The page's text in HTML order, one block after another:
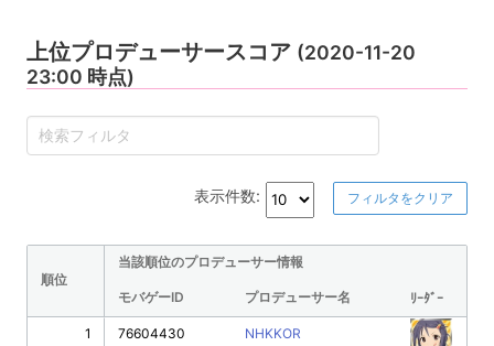
上位プロデューサースコア (2020-11-20
23:00 時点)
表示件数: フィルタをクリア
順位
当該順位のプロデューサー情報
モバゲーID プロデューサー名 ﾘｰﾀﾞｰ
1 76604430 NHKKOR